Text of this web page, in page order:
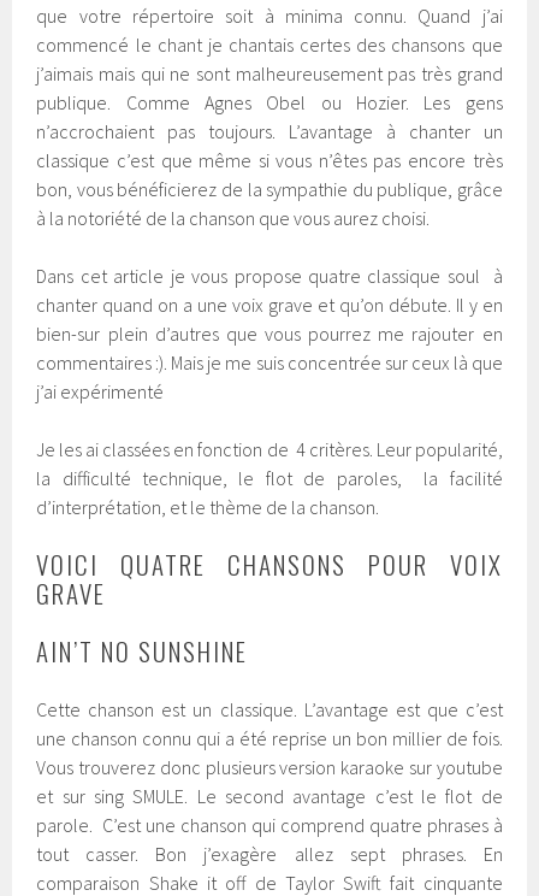
que votre répertoire soit à minima connu. Quand j’ai
commencé le chant je chantais certes des chansons que
j’aimais mais qui ne sont malheureusement pas très grand
publique. Comme Agnes Obel ou Hozier. Les gens
n’accrochaient pas toujours. L’avantage à chanter un
classique c’est que même si vous n’êtes pas encore très
bon, vous bénéficierez de la sympathie du publique, grâce
à la notoriété de la chanson que vous aurez choisi.
Dans cet article je vous propose quatre classique soul à
chanter quand on a une voix grave et qu’on débute. Il y en
bien-sur plein d’autres que vous pourrez me rajouter en
commentaires :). Mais je me suis concentrée sur ceux là que
j’ai expérimenté
Je les ai classées en fonction de 4 critères. Leur popularité,
la difficulté technique, le flot de paroles, la facilité
d’interprétation, et le thème de la chanson.
VOICI QUATRE CHANSONS POUR VOIX
GRAVE
AIN’T NO SUNSHINE
Cette chanson est un classique. L’avantage est que c’est
une chanson connu qui a été reprise un bon millier de fois.
Vous trouverez donc plusieurs version karaoke sur youtube
et sur sing SMULE. Le second avantage c’est le flot de
parole. C’est une chanson qui comprend quatre phrases à
tout casser. Bon j’exagère allez sept phrases. En
comparaison Shake it off de Taylor Swift fait cinquante